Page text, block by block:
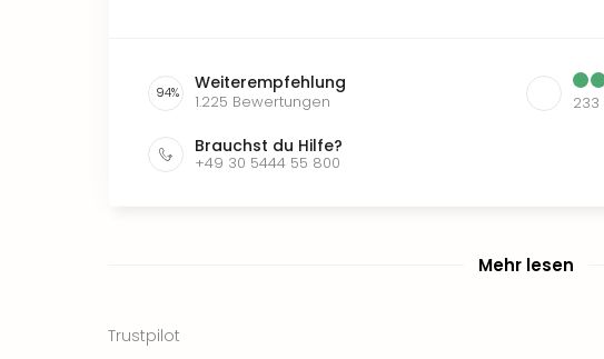
94% Weiterempfehlung
1.225 Bewertungen 233
Brauchst du Hilfe?
+49 30 5444 55 800
Mehr lesen
Trustpilot